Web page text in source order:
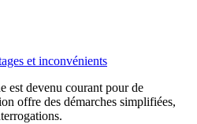
et inconvénients
est devenu courant pour de
offre des démarches simplifiées,